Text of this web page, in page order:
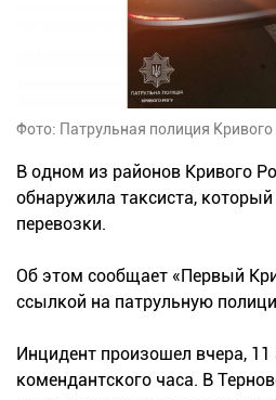
Фото: Патрульная полиция Кривого
В одном из районов Кривого
обнаружила таксиста,
перевозки.
Об этом сообщает «Первый
ссылкой на патрульную
Инцидент произошел вчера, 11
комендантского часа. В